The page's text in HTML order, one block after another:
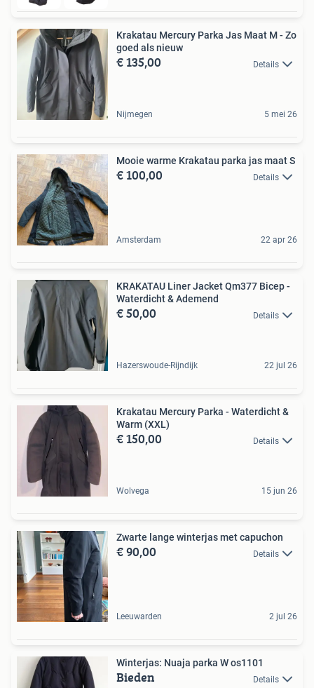
Krakatau Mercury Parka Jas Maat M - Zo
goed als nieuw
€ 135,00 Details
Nijmegen 5 mei 26
Mooie warme Krakatau parka jas maat S
€ 100,00 Details
Amsterdam 22 apr 26
KRAKATAU Liner Jacket Qm377 Bicep -
Waterdicht & Ademend
€ 50,00 Details
Hazerswoude-Rijndijk 22 jul 26
Krakatau Mercury Parka - Waterdicht &
Warm (XXL)
€ 150,00 Details
Wolvega 15 jun 26
Zwarte lange winterjas met capuchon
€ 90,00 Details
Leeuwarden 2 jul 26
Winterjas: Nuaja parka W os1101
Bieden Details